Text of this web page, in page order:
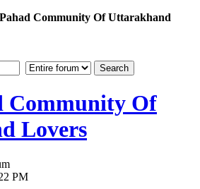
Community Of Uttarakhand
Community Of
Lovers
PM